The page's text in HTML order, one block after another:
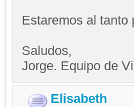
Estaremos al tanto
Saludos,
Jorge. Equipo de
Elisabeth